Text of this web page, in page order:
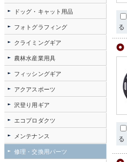
る
る
ドッグ・キャット用品
フォトグラフィング
クライミングギア
農林水産業用具
フィッシングギア
アクアスポーツ
沢登り用ギア
エコプロダクツ
メンテナンス
修理・交換用パーツ